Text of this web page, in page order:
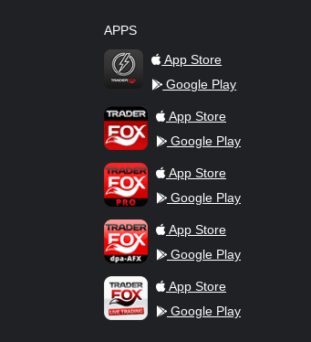
APPS
TraderFox Flash
App Store
Google Play
TraderFox AppApp Store
Google Play
TraderFox ProApp Store
Google Play
TraderFox dpa-AFX ProFeed
App Store
Google Play
TraderFox Live Trading
App Store
Google Play